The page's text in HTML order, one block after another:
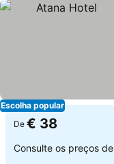
Escolha popular
De € 38
Consulte os preços de